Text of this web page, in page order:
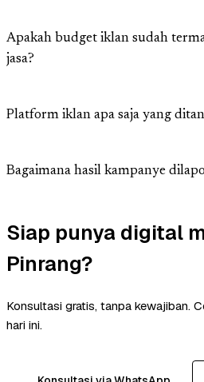
Apakah budget iklan sudah
jasa?
Platform iklan apa saja yang
Bagaimana hasil kampanye
Siap punya digital
Pinrang?
Konsultasi gratis, tanpa kewajiban.
hari ini.